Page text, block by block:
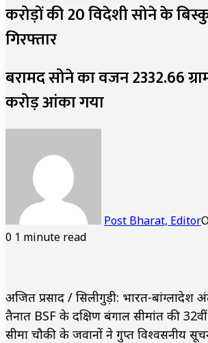
करोड़ों की 20 विदेशी सोने के
गिरफ्तार
बरामद सोने का वजन 2332.66
करोड़ आंका गया
Post Bharat, Editor
0 1 minute read
अजित प्रसाद / सिलीगुड़ी: भारत-बांग्लादेश
तैनात BSF के दक्षिण बंगाल सीमांत की 32वीं
सीमा चौकी के जवानों ने गुप्त विश्वसनीय